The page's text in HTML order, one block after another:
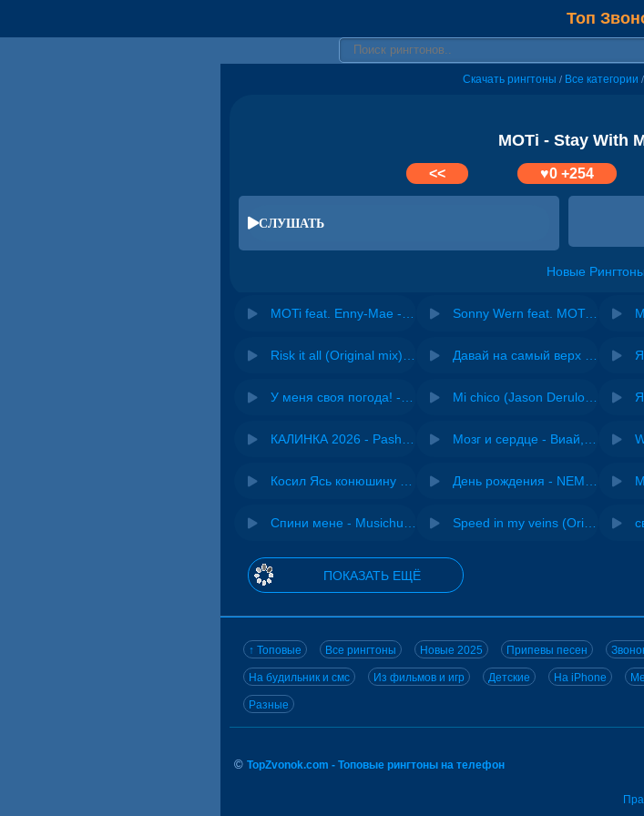
Топ
Скачать рингтоны / Все категории /
MOTi - Stay With
<< ♥0+254
СЛУШАТЬ
Новые
Sonny Wern feat. MOTi - Monsters
ПОКАЗАТЬ ЕЩЁ
↑ Топовые Все рингтоны Новые 2025 Припевы песен
На будильник и смс Из фильмов и игр Детские На iPhone
Разные
© TopZvonok.com - Топовые рингтоны на телефон